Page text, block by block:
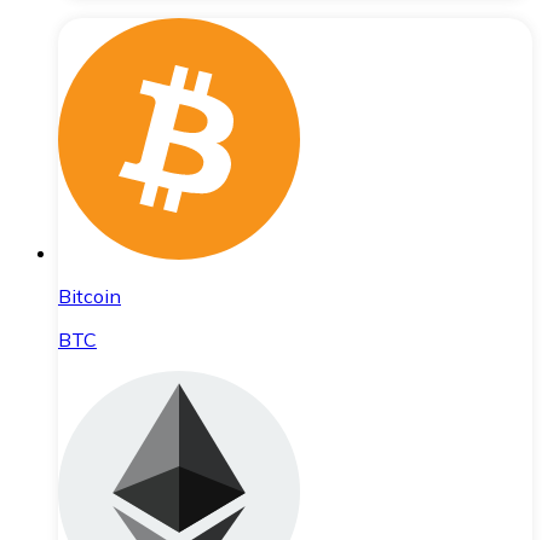
Bitcoin
BTC